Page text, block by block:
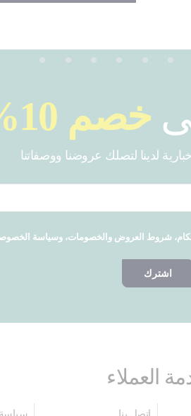
خصم 10%
لدينا لتصلك عروضنا ووصفاتنا
شروط العروض والخصومات، وسياسة
اشترك
العملاء